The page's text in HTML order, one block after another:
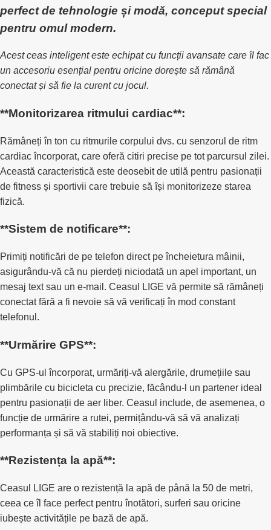
perfect de tehnologie și modă, conceput special
pentru omul modern.
Acest ceas inteligent este echipat cu funcții avansate care îl fac
un accesoriu esențial pentru oricine dorește să rămână
conectat și să fie la curent cu jocul.
**Monitorizarea ritmului cardiac**:
Rămâneți în ton cu ritmurile corpului dvs. cu senzorul de ritm
cardiac încorporat, care oferă citiri precise pe tot parcursul zilei.
Această caracteristică este deosebit de utilă pentru pasionații
de fitness și sportivii care trebuie să își monitorizeze starea
fizică.
**Sistem de notificare**:
Primiți notificări de pe telefon direct pe încheietura mâinii,
asigurându-vă că nu pierdeți niciodată un apel important, un
mesaj text sau un e-mail. Ceasul LIGE vă permite să rămâneți
conectat fără a fi nevoie să vă verificați în mod constant
telefonul.
**Urmărire GPS**:
Cu GPS-ul încorporat, urmăriți-vă alergările, drumețiile sau
plimbările cu bicicleta cu precizie, făcându-l un partener ideal
pentru pasionații de aer liber. Ceasul include, de asemenea, o
funcție de urmărire a rutei, permițându-vă să vă analizați
performanța și să vă stabiliți noi obiective.
**Rezistența la apă**:
Ceasul LIGE are o rezistență la apă de până la 50 de metri,
ceea ce îl face perfect pentru înotători, surferi sau oricine
iubește activitățile pe bază de apă.